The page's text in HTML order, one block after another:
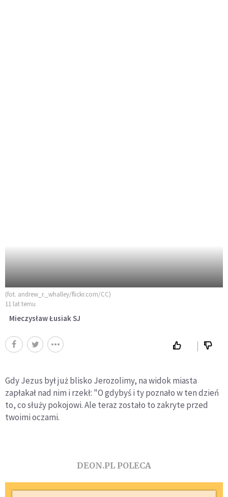
(fot. andrew_r._whalley/flickr.com/CC)
11 lat temu
Mieczysław Łusiak SJ
Gdy Jezus był już blisko Jerozolimy, na widok miasta
zapłakał nad nim i rzekł: "O gdybyś i ty poznało w ten dzień
to, co służy pokojowi. Ale teraz zostało to zakryte przed
twoimi oczami.
DEON.PL POLECA